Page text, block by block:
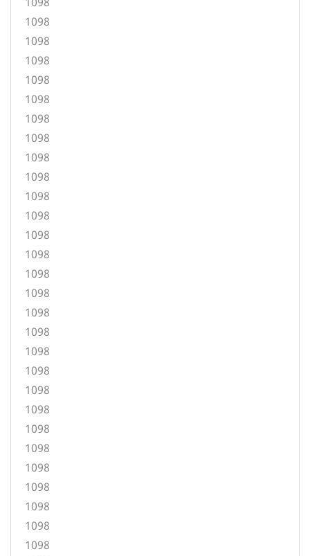
1098
1098
1098
1098
1098
1098
1098
1098
1098
1098
1098
1098
1098
1098
1098
1098
1098
1098
1098
1098
1098
1098
1098
1098
1098
1098
1098
1098